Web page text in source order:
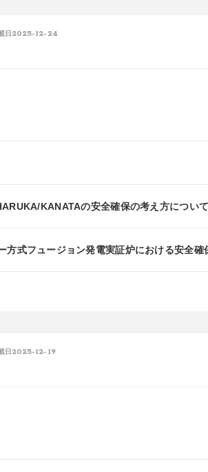
日 2025-12-24
KANATAの安全確保の考え方につい
式フュージョン発電実証炉における安全確
日 2025-12-19